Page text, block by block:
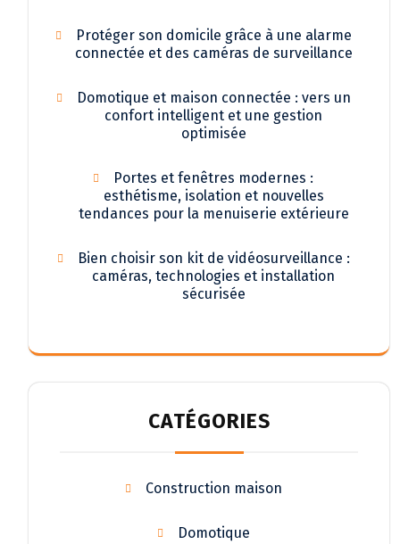
Protéger son domicile grâce à une alarme
connectée et des caméras de surveillance
Domotique et maison connectée : vers un
confort intelligent et une gestion
optimisée
Portes et fenêtres modernes :
esthétisme, isolation et nouvelles
tendances pour la menuiserie extérieure
Bien choisir son kit de vidéosurveillance :
caméras, technologies et installation
sécurisée
CATÉGORIES
Construction maison
Domotique